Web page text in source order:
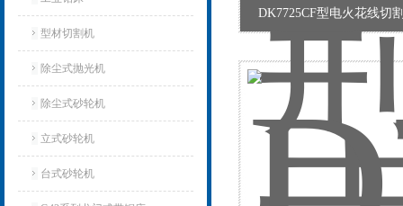
型材切割机
除尘式抛光机
除尘式砂轮机
立式砂轮机
台式砂轮机
DK7725CF型电火花线切